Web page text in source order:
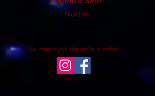
Horten
Se mere på Sosiale medier: